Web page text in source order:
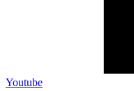
Youtube